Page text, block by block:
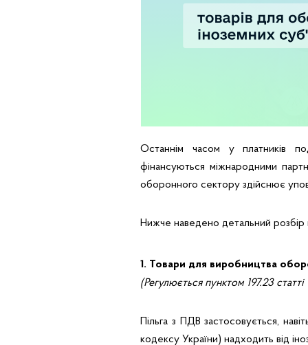
Останнім часом у платників
фінансуються міжнародними
оборонного сектору здійснює
Нижче наведено детальний розбір
1. Товари для виробництва
(Регулюється пунктом 197.23
Пільга з ПДВ застосовується,
кодексу України) надходить від